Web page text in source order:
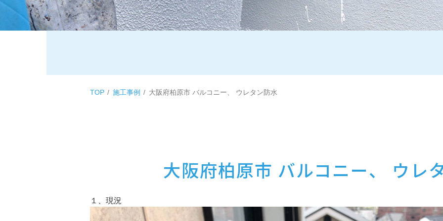
TOP 施工事例 大阪府柏原市 バルコニー、 ウレタン防水
大阪府柏原市 バルコニー、 ウレ
１、現況